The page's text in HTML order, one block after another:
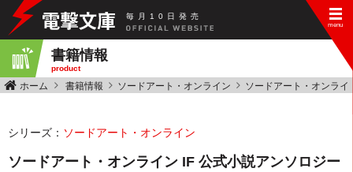
毎 月 10 日 発 売
書籍情報
product
ホーム 書籍情報 ソードアート・オンライン ソードアート・オンライ
シリーズ： ソードアート・オンライン
ソードアート・オンライン IF 公式小説アンソロジー